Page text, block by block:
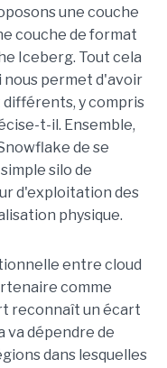
une couche
couche de format
Iceberg. Tout cela
nous permet d'avoir
y compris
t-il. Ensemble,
de se
silo de
d'exploitation des
physique.
entre cloud
comme
reconnaît un écart
va dépendre de
dans lesquelles